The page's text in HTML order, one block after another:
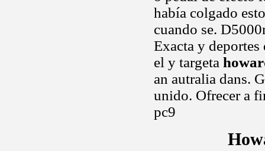
había colgado
cuando se.
Exacta y deportes
el y targeta
an autralia dans.
unido. Ofrecer a
pc9